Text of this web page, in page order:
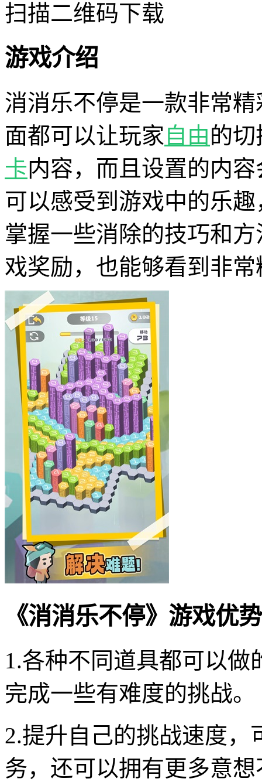
扫描二维码下载
游戏介绍
消消乐不停是一款非常精
面都可以让玩家 自由的
卡内容，而且设置的内
可以感受到游戏中的乐
掌握一些消除的技巧和
戏奖励，也能够看到非
《消消乐不停》游戏优
1.各种不同道具都可以
完成一些有难度的挑战。
2.提升自己的挑战速度
务，还可以拥有更多意